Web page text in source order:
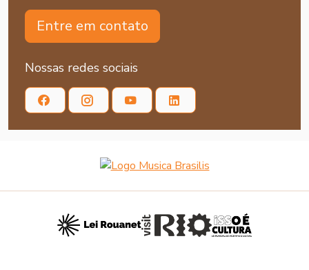
Entre em contato
Nossas redes sociais